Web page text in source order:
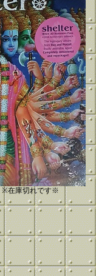
※在庫切れです※